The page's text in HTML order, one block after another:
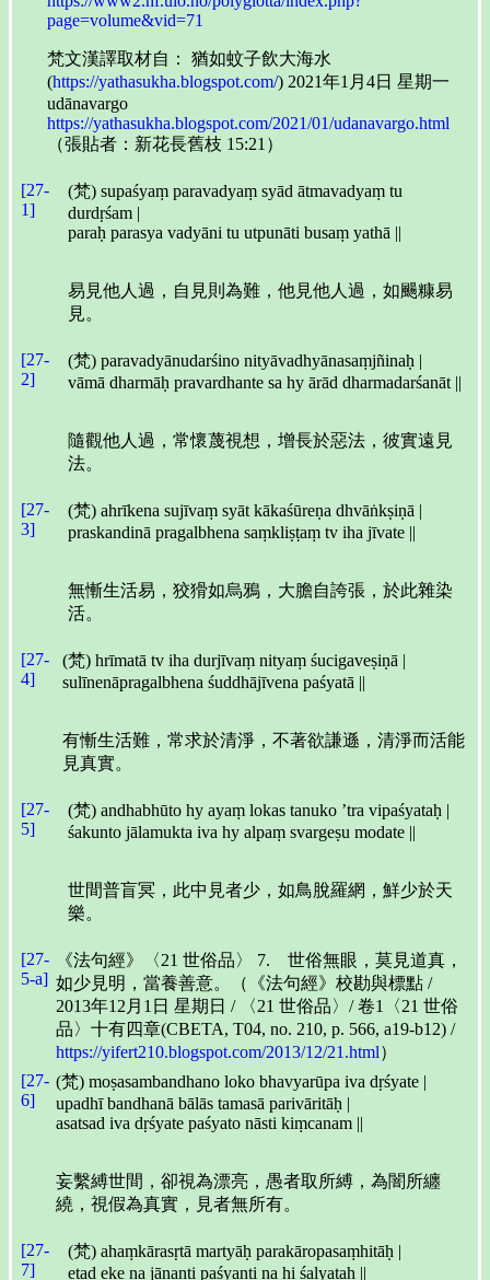
page=volume&vid=71
梵文漢譯取材自： 猶如蚊子飲大海水
(https://yathasukha.blogspot.com/) 2021年1月4日 星期一
udānavargo
https://yathasukha.blogspot.com/2021/01/udanavargo.html
（張貼者：新花長舊枝 15:21）
[27-
1]
(梵) supaśyaṃ paravadyaṃ syād ātmavadyaṃ tu
durdṛśam |
paraḥ parasya vadyāni tu utpunāti busaṃ yathā ||
易見他人過，自見則為難，他見他人過，如颺糠易
見。
[27-
2]
(梵) paravadyānudarśino nityāvadhyānasaṃjñinaḥ |
vāmā dharmāḥ pravardhante sa hy ārād dharmadarśanāt ||
隨觀他人過，常懷蔑視想，增長於惡法，彼實遠見
法。
[27-
3]
(梵) ahrīkena sujīvaṃ syāt kākaśūreṇa dhvāṅkṣiṇā |
praskandinā pragalbhena saṃkliṣṭaṃ tv iha jīvate ||
無慚生活易，狡猾如烏鴉，大膽自誇張，於此雜染
活。
[27-
4]
(梵) hrīmatā tv iha durjīvaṃ nityaṃ śucigaveṣiṇā |
sulīnenāpragalbhena śuddhājīvena paśyatā ||
有慚生活難，常求於清淨，不著欲謙遜，清淨而活能
見真實。
[27-
5]
(梵) andhabhūto hy ayaṃ lokas tanuko ’tra vipaśyataḥ |
śakunto jālamukta iva hy alpaṃ svargeṣu modate ||
世間普盲冥，此中見者少，如鳥脫羅網，鮮少於天
樂。
[27-
5-a]
《法句經》〈21 世俗品〉 7. 世俗無眼，莫見道真，
如少見明，當養善意。（《法句經》校勘與標點 /
2013年12月1日 星期日 / 〈21 世俗品〉/ 卷1〈21 世俗
品〉十有四章(CBETA, T04, no. 210, p. 566, a19-b12) /
https://yifert210.blogspot.com/2013/12/21.html）
[27-
6]
(梵) moṣasambandhano loko bhavyarūpa iva dṛśyate |
upadhī bandhanā bālās tamasā parivāritāḥ |
asatsad iva dṛśyate paśyato nāsti kiṃcanam ||
妄繫縛世間，卻視為漂亮，愚者取所縛，為闇所纏
繞，視假為真實，見者無所有。
[27-
7]
(梵) ahaṃkārasṛtā martyāḥ parakāropasaṃhitāḥ |
etad eke na jānanti paśyanti na hi śalyataḥ ||